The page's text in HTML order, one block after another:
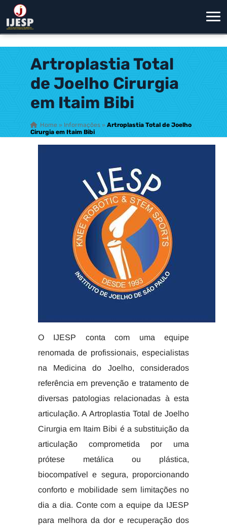
Artroplastia Total
de Joelho Cirurgia
em Itaim Bibi
Home » Informações » Artroplastia Total de Joelho
Cirurgia em Itaim Bibi
O IJESP conta com uma equipe
renomada de profissionais, especialistas
na Medicina do Joelho, considerados
referência em prevenção e tratamento de
diversas patologias relacionadas à esta
articulação. A Artroplastia Total de Joelho
Cirurgia em Itaim Bibi é a substituição da
articulação comprometida por uma
prótese metálica ou plástica,
biocompatível e segura, proporcionando
conforto e mobilidade sem limitações no
dia a dia. Conte com a equipe da IJESP
para melhora da dor e recuperação dos